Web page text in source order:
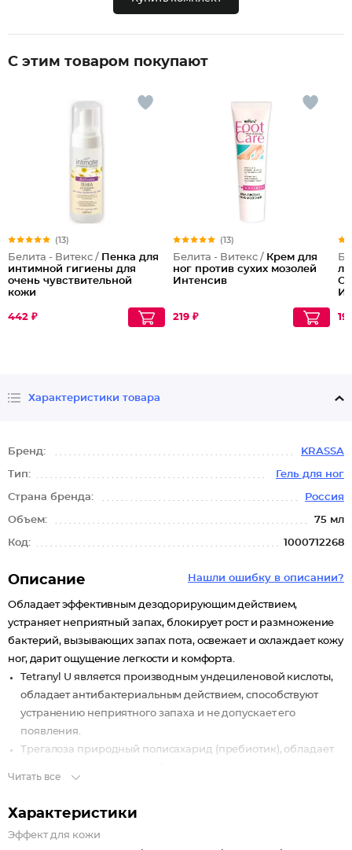
С этим товаром покупают
(13)
Белита - Витекс / Пенка для
интимной гигиены для
очень чувствительной
кожи
442 ₽
(13)
Белита - Витекс / Крем для
ног против сухих мозолей
Интенсив
219 ₽
Характеристики товара
Бренд: KRASSA
Тип: Гель для ног
Страна бренда: Россия
Объем: 75 мл
Код: 1000712268
Нашли ошибку в описании?
Описание
Обладает эффективным дезодорирующим действием,
устраняет неприятный запах, блокирует рост и размножение
бактерий, вызывающих запах пота, освежает и охлаждает кожу
ног, дарит ощущение легкости и комфорта.
Tetranyl U является производным ундециленовой кислоты,
обладает антибактериальным действием, способствуют
устранению неприятного запаха и не допускает его
появления.
Трегалоза природный полисахарид (пребиотик), обладает
Эфирное масло мяты увлажняет, охлаждает и активно
тонизирует кожу, снимает усталость и дарит ощущение
Читать все
Характеристики
Эффект для кожи